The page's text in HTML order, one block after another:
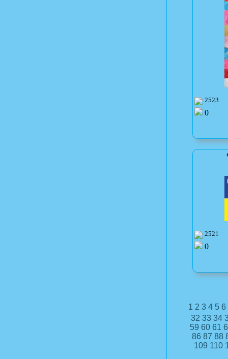
2523
0
2521
0
1 2 3 4 5 6
32 33 34
59 60 61
86 87 88
109 110